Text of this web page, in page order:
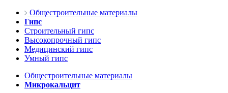
Общестроительные материалы
Гипс
Строительный гипс
Высокопрочный гипс
Медицинский гипс
Умный гипс
Общестроительные материалы
Микрокальцит